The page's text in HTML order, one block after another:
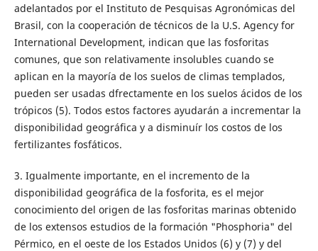
adelantados por el Instituto de Pesquisas Agronómicas del
Brasil, con la cooperación de técnicos de la U.S. Agency for
International Development, indican que las fosforitas
comunes, que son relativamente insolubles cuando se
aplican en la mayoría de los suelos de climas templados,
pueden ser usadas dfrectamente en los suelos ácidos de los
trópicos (5). Todos estos factores ayudarán a incrementar la
disponibilidad geográfica y a disminuír los costos de los
fertilizantes fosfáticos.
3. Igualmente importante, en el incremento de la
disponibilidad geográfica de la fosforita, es el mejor
conocimiento del origen de las fosforitas marinas obtenido
de los extensos estudios de la formación "Phosphoria" del
Pérmico, en el oeste de los Estados Unidos (6) y (7) y del